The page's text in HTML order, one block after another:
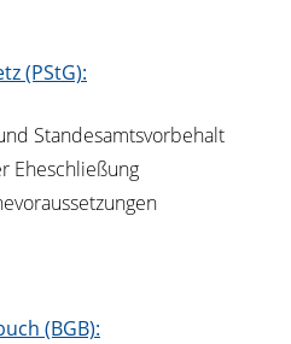
(PStG):
Standesamtsvorbehalt
Eheschließung
(BGB):